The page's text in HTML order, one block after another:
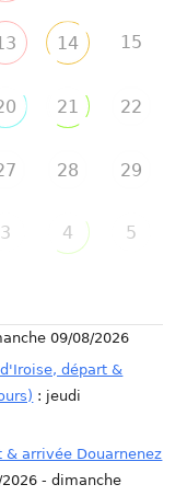
14 15
21 22
28 29
3 4 5
09/08/2026
départ &
: jeudi
& arrivée Douarnenez
- dimanche